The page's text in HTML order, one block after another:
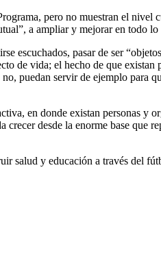
pero no muestran el
a ampliar y mejorar en todo lo
escuchados, pasar de ser
de vida; el hecho de que
puedan servir de ejemplo para
en donde existan personas y
desde la enorme base que
salud y educación a través del